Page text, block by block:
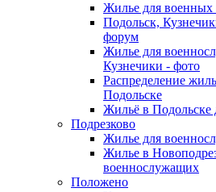
Жилье для военных
Подольск,
форум
Жилье для
Кузнечики - фото
Распределение
Подольске
Жильё в Подольске
Подрезково
Жилье для
Жилье в
военнослужащих
Положено